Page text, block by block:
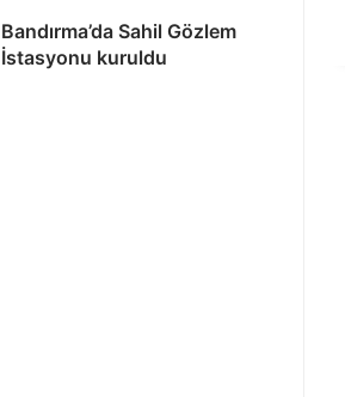
Bandırma’da Sahil Gözlem
İstasyonu kuruldu